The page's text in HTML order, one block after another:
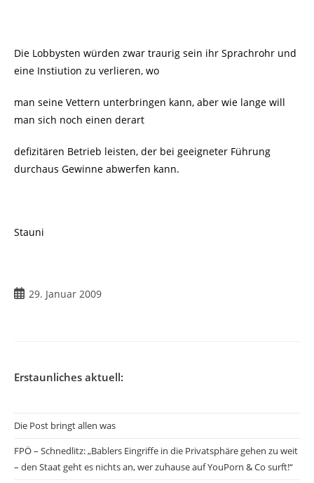
Die Lobbysten würden zwar traurig sein ihr Sprachrohr und
eine Instiution zu verlieren, wo
man seine Vettern unterbringen kann, aber wie lange will
man sich noch einen derart
defizitären Betrieb leisten, der bei geeigneter Führung
durchaus Gewinne abwerfen kann.
Stauni
Beitrag
29. Januar 2009
Erstaunliches aktuell:
Die Post bringt allen was
FPÖ – Schnedlitz: „Bablers Eingriffe in die Privatsphäre gehen zu weit
– den Staat geht es nichts an, wer zuhause auf YouPorn & Co surft!“